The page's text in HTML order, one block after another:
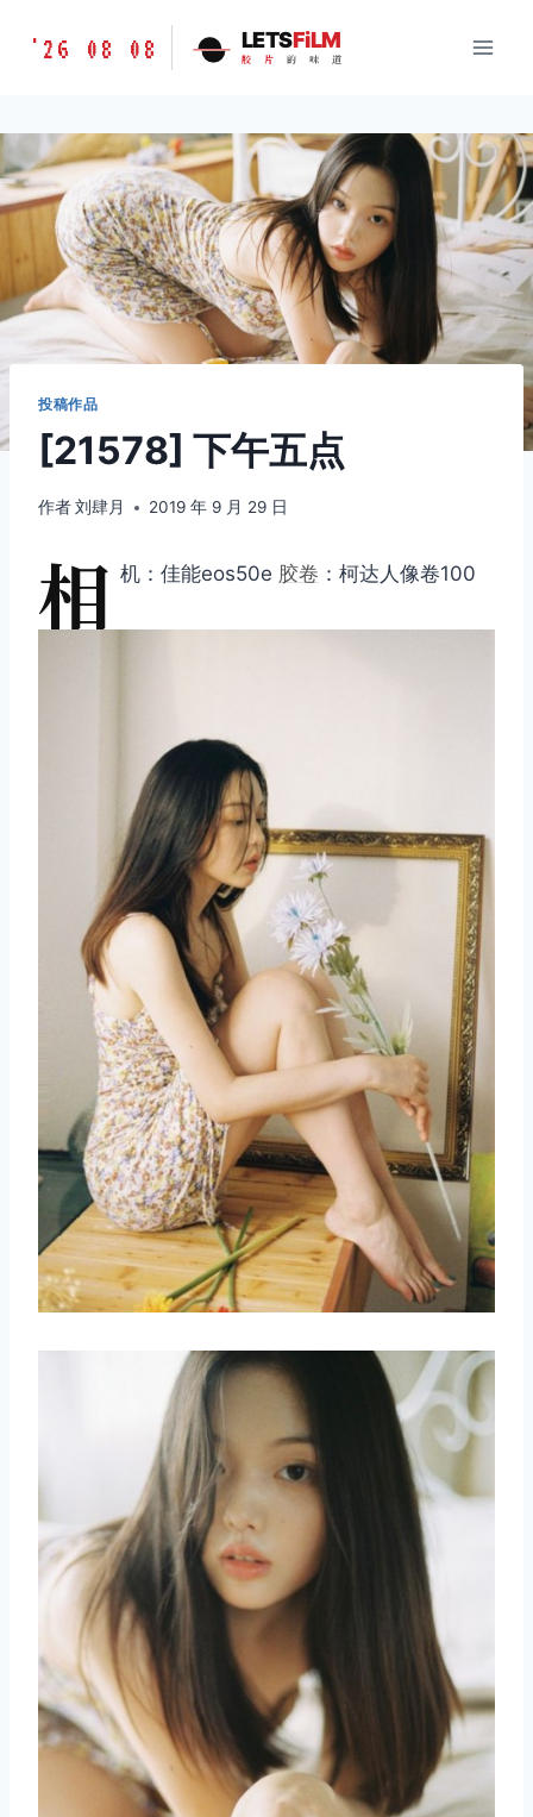
胶
味
道
LETSFILM
'26 08 08 LETSFiLM
胶 片 的 味 道
投稿作品
[21578] 下午五点
作者刘肆月 2019 年 9 月 29 日
相 机：佳能eos50e 胶卷 ：柯达人像卷100